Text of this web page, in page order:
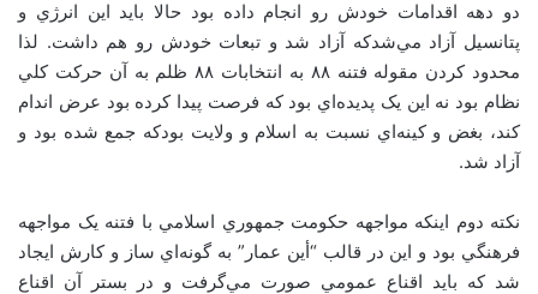
دو دهه اقدامات خودش رو انجام داده بود حالا بايد اين انرژي و
پتانسيل آزاد مي‌شدکه آزاد شد و تبعات خودش رو هم داشت. لذا
محدود کردن مقوله فتنه ۸۸ به انتخابات ۸۸ ظلم به آن حرکت کلي
نظام بود نه اين يک پديده‌اي بود که فرصت پيدا کرده بود عرض اندام
کند، بغض و کينه‌اي نسبت به اسلام و ولايت بودکه جمع شده بود و
آزاد شد.
نکته دوم اينکه مواجهه حکومت جمهوري اسلامي با فتنه يک مواجهه
فرهنگي بود و اين در قالب “أين عمار” به گونه‌اي ساز و کارش ايجاد
شد که بايد اقناع عمومي صورت مي‌گرفت و در بستر آن اقناع